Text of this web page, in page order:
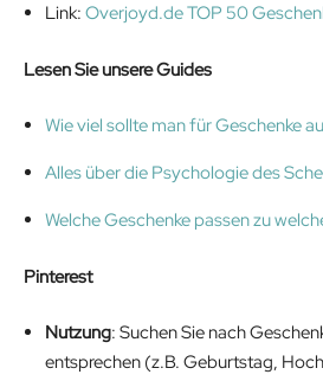
Link: Overjoyd.de TOP 50
Lesen Sie unsere Guides
Wie viel sollte man für Geschenke
Alles über die Psychologie des
Welche Geschenke passen zu
Pinterest
Nutzung: Suchen Sie nach
entsprechen (z.B. Geburtstag,